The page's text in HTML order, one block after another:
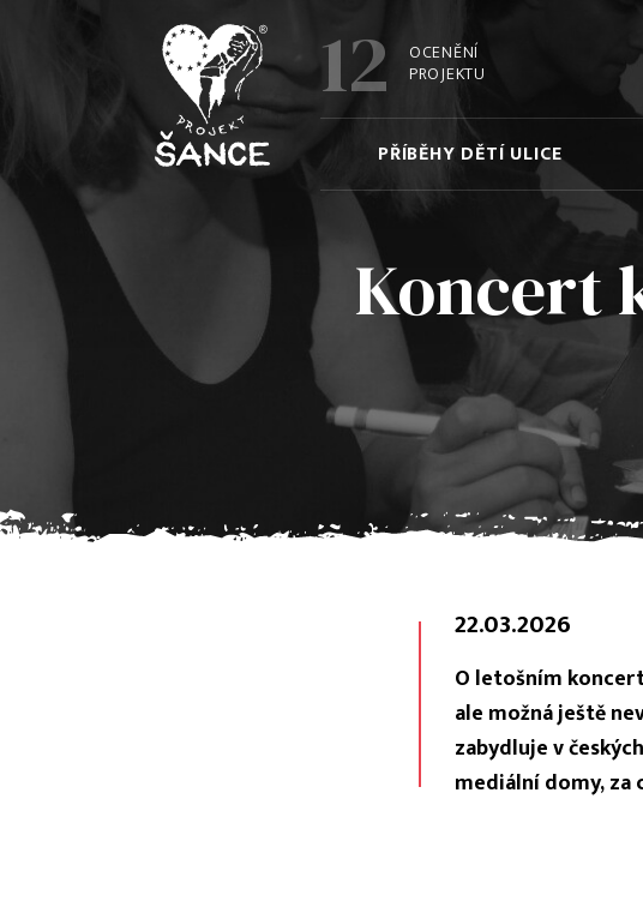
12 OCENĚNÍ
PROJEKTU
PŘÍBĚHY DĚTÍ ULICE
Koncert
22.03.2026
O letošním
ale možná ještě
zabydluje v
mediální domy, za